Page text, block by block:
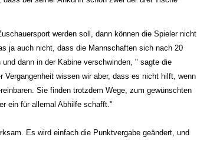
werden soll, dann können die Spieler nicht
ja auch nicht, dass die Mannschaften sich nach 20
dann in der Kabine verschwinden, " sagte die
wissen wir aber, dass es nicht hilft, wenn
Sie finden trotzdem Wege, zum gewünschten
ein für allemal Abhilfe schafft."
Es wird einfach die Punktvergabe geändert, und